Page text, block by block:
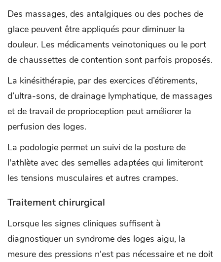
Des massages, des antalgiques ou des poches de
glace peuvent être appliqués pour diminuer la
douleur. Les médicaments veinotoniques ou le port
de chaussettes de contention sont parfois proposés.
La kinésithérapie, par des exercices d’étirements,
d’ultra-sons, de drainage lymphatique, de massages
et de travail de proprioception peut améliorer la
perfusion des loges.
La podologie permet un suivi de la posture de
l'athlète avec des semelles adaptées qui limiteront
les tensions musculaires et autres crampes.
Traitement chirurgical
Lorsque les signes cliniques suffisent à
diagnostiquer un syndrome des loges aigu, la
mesure des pressions n'est pas nécessaire et ne doit